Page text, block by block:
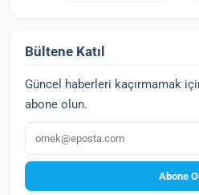
Bültene Katıl
Güncel haberleri kaçırmamak
abone olun.
E‑posta
Abone Ol